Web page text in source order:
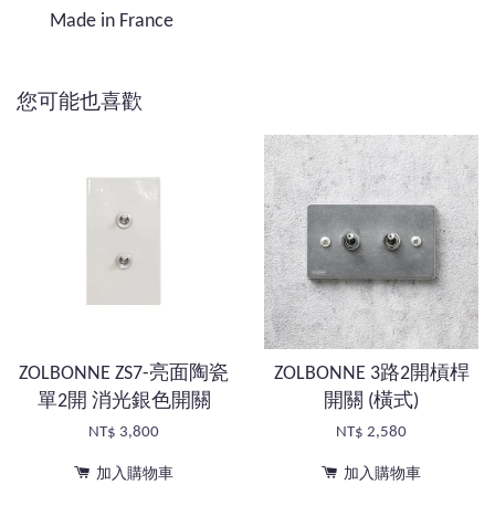
Made in France
您可能也喜歡
ZOLBONNE ZS7-亮面陶瓷
單2開 消光銀色開關
NT$ 3,800
加入購物車
ZOLBONNE 3路2開槓桿
開關 (橫式)
NT$ 2,580
加入購物車